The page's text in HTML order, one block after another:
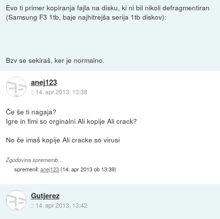
Evo ti primer kopiranja fajla na disku, ki ni bil nikoli defragmentiran
(Samsung F3 1tb, baje najhitrejša serija 1tb diskov):
Bzv se sekiraš, ker je normalno.
anej123
:: 14. apr 2013, 13:38
Če še ti nagaja?
Igre in fimi so orginalni Ali kopije Ali crack?
No če imaš kopije Ali cracke so virusi
Zgodovina sprememb…
spremenil:anej123(14. apr 2013 ob 13:39)
Gutjerez
:: 14. apr 2013, 13:42